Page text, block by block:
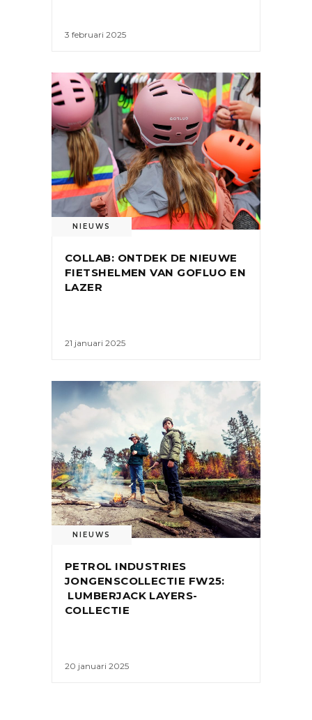
3 februari 2025
NIEUWS
COLLAB: ONTDEK DE NIEUWE
FIETSHELMEN VAN GOFLUO EN
LAZER
21 januari 2025
NIEUWS
PETROL INDUSTRIES
JONGENSCOLLECTIE FW25:
LUMBERJACK LAYERS-
COLLECTIE
20 januari 2025